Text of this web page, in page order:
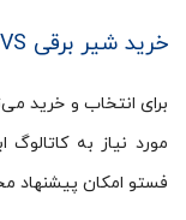
خرید شیر برقی VUVS فستو
برای انتخاب و خرید
مورد نیاز به
فستو امکان پیشنهاد